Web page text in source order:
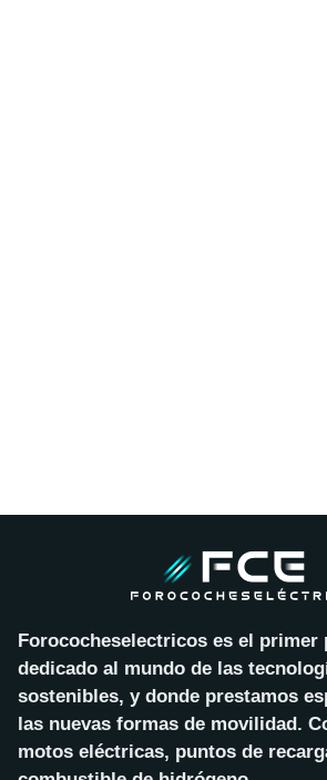
Forococheselectricos es el primer
dedicado al mundo de las
sostenibles, y donde prestamos
las nuevas formas de movilidad.
motos eléctricas, puntos de